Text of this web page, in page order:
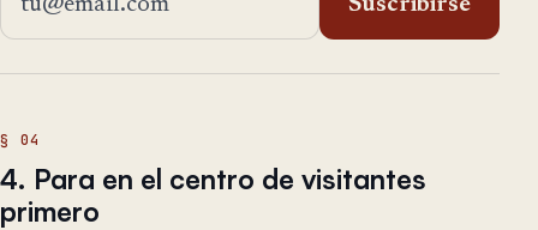
4. Para en el centro de visitantes
primero